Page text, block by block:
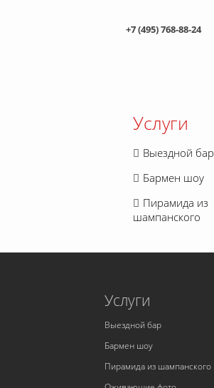
+7 (495) 768-88-24
Услуги
Выездной бар
Бармен шоу
Пирамида из
шампанского
Услуги
Выездной бар
Бармен шоу
Пирамида из шампанского